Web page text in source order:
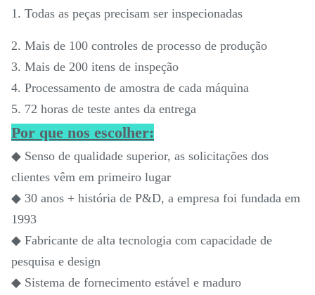
1. Todas as peças precisam ser inspecionadas
2. Mais de 100 controles de processo de produção
3. Mais de 200 itens de inspeção
4. Processamento de amostra de cada máquina
5. 72 horas de teste antes da entrega
Por que nos escolher:
◆ Senso de qualidade superior, as solicitações dos
clientes vêm em primeiro lugar
◆ 30 anos + história de P&D, a empresa foi fundada em
1993
◆ Fabricante de alta tecnologia com capacidade de
pesquisa e design
◆ Sistema de fornecimento estável e maduro